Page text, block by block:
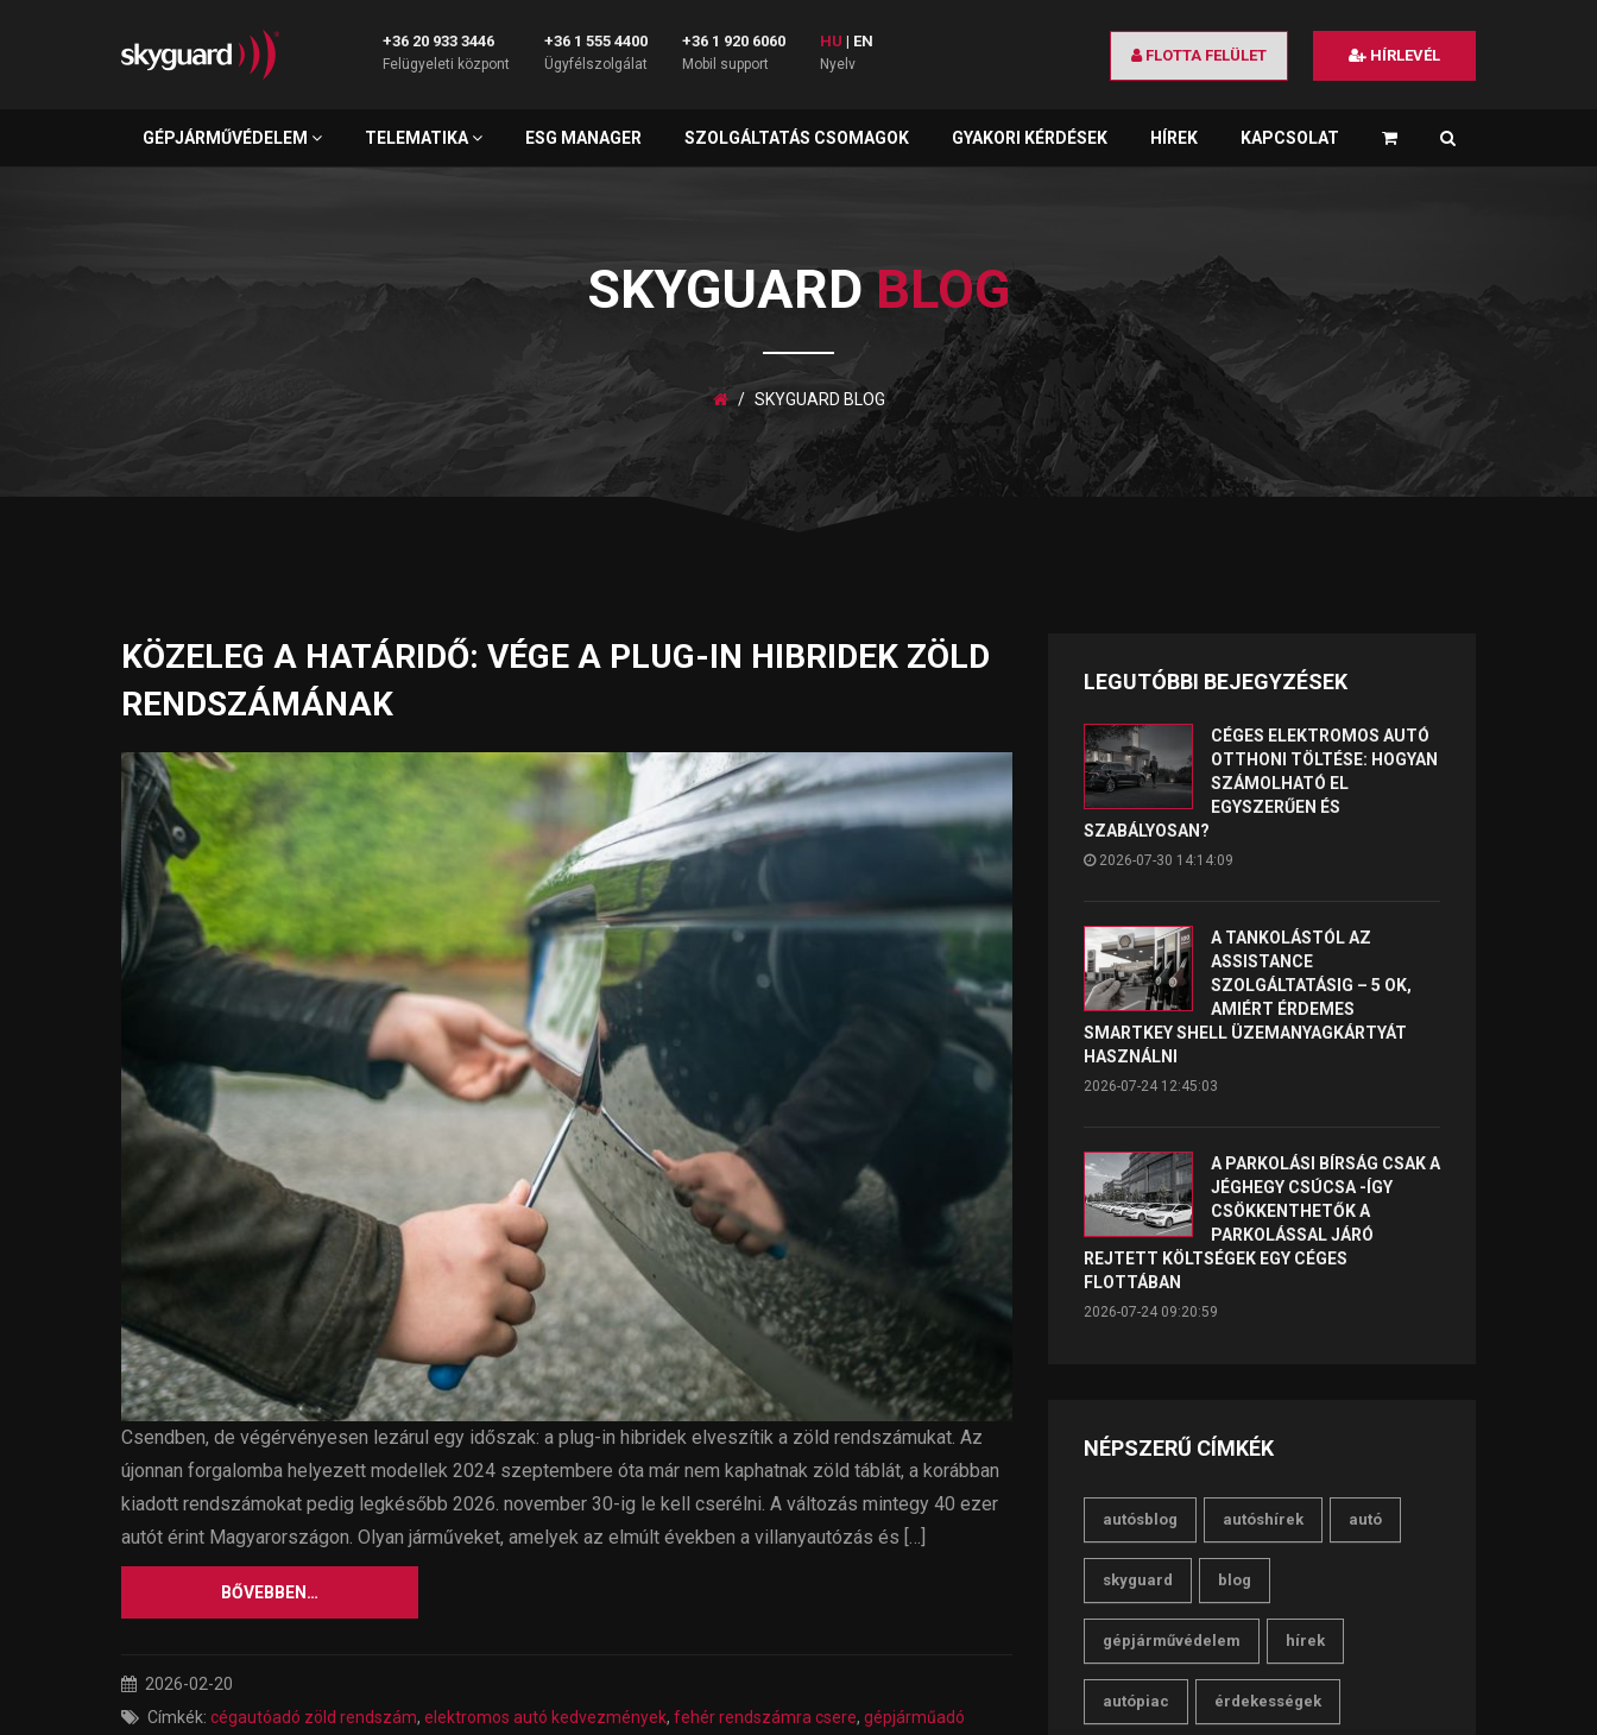
+36 20 933 3446
Felügyeleti központ
+36 1 555 4400
Ügyfélszolgálat
+36 1 920 6060
Mobil support
HU | EN
Nyelv FLOTTA FELÜLET HÍRLEVÉL
GÉPJÁRMŰVÉDELEM TELEMATIKA ESG MANAGER SZOLGÁLTATÁS CSOMAGOK GYAKORI KÉRDÉSEK HÍREK KAPCSOLAT
SKYGUARDBLOG
SKYGUARD BLOG
KÖZELEG A HATÁRIDŐ: VÉGE A PLUG-IN HIBRIDEK ZÖLD
RENDSZÁMÁNAK
Csendben, de végérvényesen lezárul egy időszak: a plug-in hibridek elveszítik a zöld rendszámukat. Az
újonnan forgalomba helyezett modellek 2024 szeptembere óta már nem kaphatnak zöld táblát, a korábban
kiadott rendszámokat pedig legkésőbb 2026. november 30-ig le kell cserélni. A változás mintegy 40 ezer
autót érint Magyarországon. Olyan járműveket, amelyek az elmúlt években a villanyautózás és […]
BŐVEBBEN…
2026-02-20
Címkék: cégautóadó zöld rendszám, elektromos autó kedvezmények, fehér rendszámra csere, gépjárműadó
LEGUTÓBBI BEJEGYZÉSEK
CÉGES ELEKTROMOS AUTÓ
OTTHONI TÖLTÉSE: HOGYAN
SZÁMOLHATÓ EL
EGYSZERŰEN ÉS
SZABÁLYOSAN?
2026-07-30 14:14:09
A TANKOLÁSTÓL AZ
ASSISTANCE
SZOLGÁLTATÁSIG – 5 OK,
AMIÉRT ÉRDEMES
SMARTKEY SHELL ÜZEMANYAGKÁRTYÁT
HASZNÁLNI
2026-07-24 12:45:03
A PARKOLÁSI BÍRSÁG CSAK A
JÉGHEGY CSÚCSA -ÍGY
CSÖKKENTHETŐK A
PARKOLÁSSAL JÁRÓ
REJTETT KÖLTSÉGEK EGY CÉGES
FLOTTÁBAN
2026-07-24 09:20:59
NÉPSZERŰ CÍMKÉK
autósblog autóshírek autó
skyguard blog
gépjárművédelem hírek
autópiac érdekességek